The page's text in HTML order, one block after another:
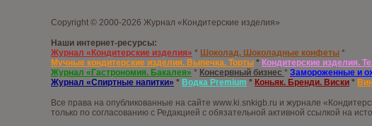
Copyright © 2000-2026 Журнал «Кондитерские изделия»
Наши интернет-ресурсы:
Журнал «Кондитерские изделия» * Шоколад. Шоколадные конфеты *
Мучные кондитерские изделия. Выпечка. Торты * Кондитерские изделия.
Журнал «Гастрономия. Бакалея» * Консервный бизнес * Замороженные и
Журнал «Спиртные напитки» * Водка Premium * Коньяк. Бренди. Виски *
Все права на опубликованные на сайте www.ki.snkigb.ru и журнале
только по согласованию с Редакцией с обязательной активной ссылкой на